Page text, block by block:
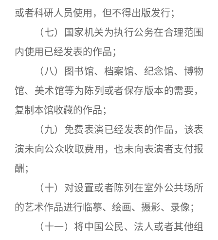
或者科研人员使用，但不得出版发行；
（七）国家机关为执行公务在合理范围
内使用已经发表的作品；
（八）图书馆、档案馆、纪念馆、博物
馆、美术馆等为陈列或者保存版本的需要，
复制本馆收藏的作品；
（九）免费表演已经发表的作品，该表
演未向公众收取费用，也未向表演者支付报
酬；
（十）对设置或者陈列在室外公共场所
的艺术作品进行临摹、绘画、摄影、录像；
（十一）将中国公民、法人或者其他组